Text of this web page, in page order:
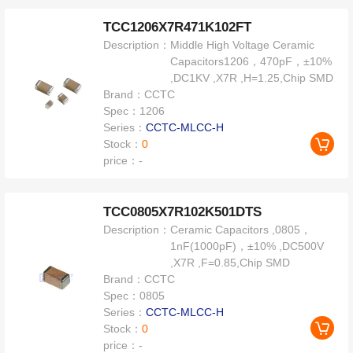
TCC1206X7R471K102FT
Description： Middle High Voltage Ceramic
Capacitors1206，470pF，±10%
,DC1KV ,X7R ,H=1.25,Chip SMD
Brand：CCTC
Spec： 1206
Series：CCTC-MLCC-H
Stock：0
price：-
TCC0805X7R102K501DTS
Description：Ceramic Capacitors ,0805，
1nF(1000pF)，±10% ,DC500V
,X7R ,F=0.85,Chip SMD
Brand：CCTC
Spec：0805
Series：CCTC-MLCC-H
Stock：0
price：-